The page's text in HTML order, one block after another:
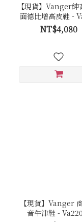
【現貨】Vanger紳
面德比增高皮鞋 -
黑
NT$4,080
【現貨】Vanger
音牛津鞋 -